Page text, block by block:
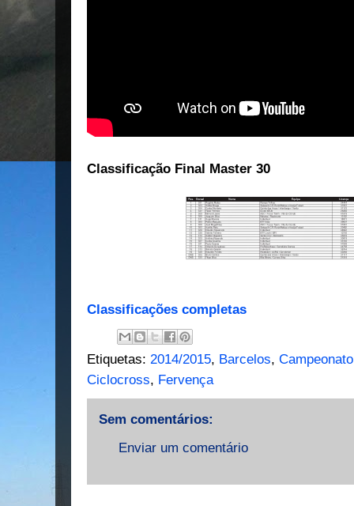
Classificação Final Master 30
Classificações completas
Etiquetas: 2014/2015, Barcelos,
Ciclocross, Fervença
Sem comentários:
Enviar um comentário